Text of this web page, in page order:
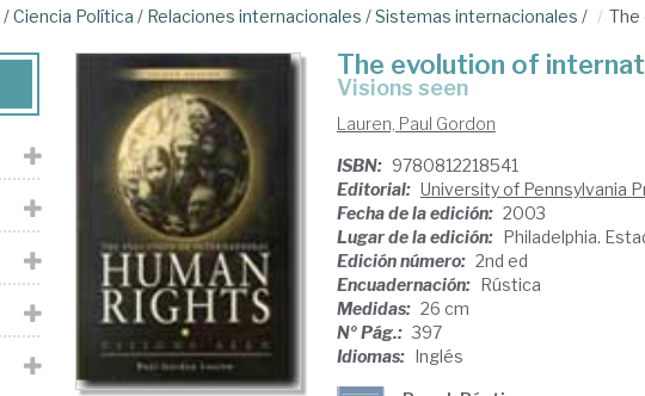
/Ciencia Política / Relaciones internacionales /Sistemas internacionales / The
The evolution of
visions seen
Lauren, Paul Gordon
ISBN: 9780812218541
Editorial: University of Pennsylvania
Fecha de la edición: 2003
Lugar de la edición: Philadelphia.
Edición número: 2nd ed
Encuadernación: Rústica
Medidas: 26 cm
Nº Pág.: 397
Idiomas: Inglés